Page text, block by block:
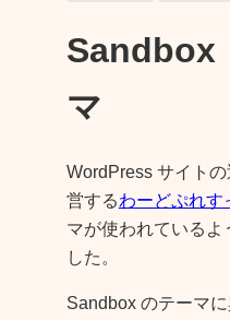
Sandbox
マ
WordPress サイト
営するわーどぷれす
マが使われているよ
した。
Sandbox のテーマ